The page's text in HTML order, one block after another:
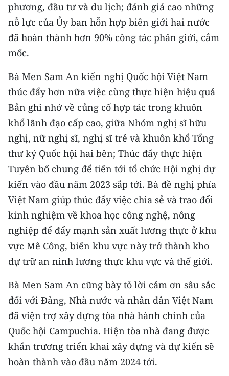
phương, đầu tư và du lịch; đánh giá cao những
nỗ lực của Ủy ban hỗn hợp biên giới hai nước
đã hoàn thành hơn 90% công tác phân giới, cắm
mốc.
Bà Men Sam An kiến nghị Quốc hội Việt Nam
thúc đẩy hơn nữa việc cùng thực hiện hiệu quả
Bản ghi nhớ về củng cố hợp tác trong khuôn
khổ lãnh đạo cấp cao, giữa Nhóm nghị sĩ hữu
nghị, nữ nghị sĩ, nghị sĩ trẻ và khuôn khổ Tổng
thư ký Quốc hội hai bên; Thúc đẩy thực hiện
Tuyên bố chung để tiến tới tổ chức Hội nghị dự
kiến vào đầu năm 2023 sắp tới. Bà đề nghị phía
Việt Nam giúp thúc đẩy việc chia sẻ và trao đổi
kinh nghiệm về khoa học công nghệ, nông
nghiệp để đẩy mạnh sản xuất lương thực ở khu
vực Mê Công, biến khu vực này trở thành kho
dự trữ an ninh lương thực khu vực và thế giới.
Bà Men Sam An cũng bày tỏ lời cảm ơn sâu sắc
đối với Đảng, Nhà nước và nhân dân Việt Nam
đã viện trợ xây dựng tòa nhà hành chính của
Quốc hội Campuchia. Hiện tòa nhà đang được
khẩn trương triển khai xây dựng và dự kiến sẽ
hoàn thành vào đầu năm 2024 tới.